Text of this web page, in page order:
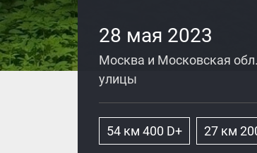
28 мая 2023
Москва и Московская
улицы
54 км 400 D+ 27 км